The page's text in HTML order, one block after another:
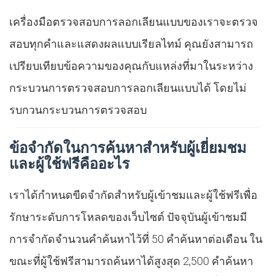
เครื่องมือตรวจสอบการลอกเลียนแบบของเราจะตรวจ
สอบทุกคำและแสดงผลแบบเรียลไทม์ คุณยังสามารถ
เปรียบเทียบข้อความของคุณกับแหล่งที่มาในระหว่าง
กระบวนการตรวจสอบการลอกเลียนแบบได้ โดยไม่
รบกวนกระบวนการตรวจสอบ
ข้อจำกัดในการค้นหาสำหรับผู้เยี่ยมชม
และผู้ใช้ฟรีคืออะไร
เราได้กำหนดขีดจำกัดสำหรับผู้เข้าชมและผู้ใช้ฟรีเพื่อ
รักษาระดับการโหลดของเว็บไซต์ ปัจจุบันผู้เข้าชมมี
การจำกัดจำนวนคำค้นหาไว้ที่ 50 คำค้นหาต่อเดือน ใน
ขณะที่ผู้ใช้ฟรีสามารถค้นหาได้สูงสุด 2,500 คำค้นหา